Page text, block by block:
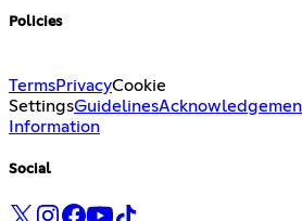
Policies
TermsPrivacyCookie
SettingsGuidelines
Information
Social